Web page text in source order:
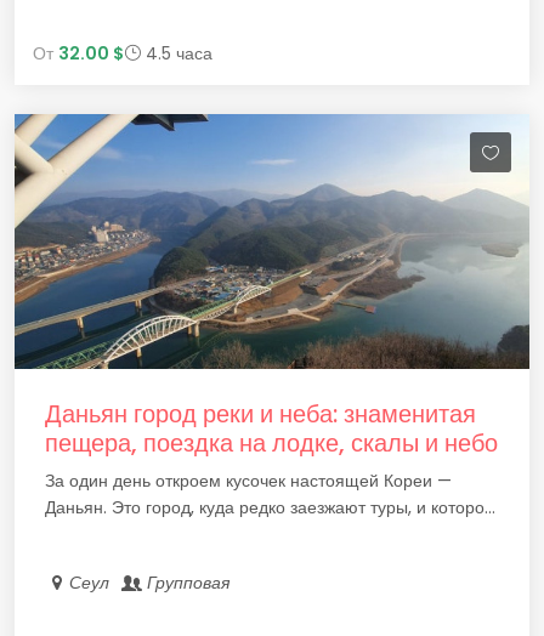
От 32.00 $ 4.5 часа
Даньян город реки и неба: знаменитая
пещера, поездка на лодке, скалы и небо
За один день откроем кусочек настоящей Кореи —
Даньян. Это город, куда редко заезжают туры, и которо...
Сеул Групповая